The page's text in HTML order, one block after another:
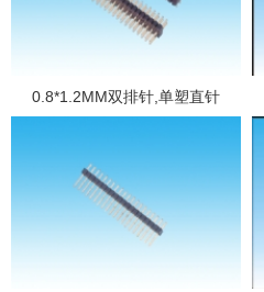
0.8*1.2MM双排针,单塑直针